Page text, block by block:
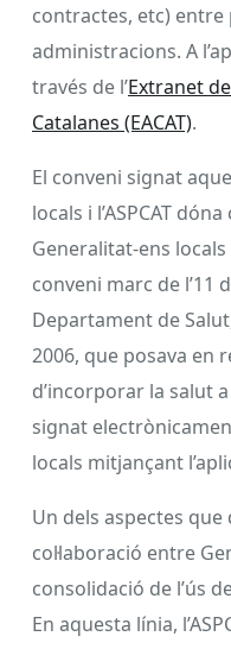
contractes, etc)
administracions. A
través de l’Extranet
Catalanes (EACAT).
El conveni signat
locals i l’ASPCAT
Generalitat-ens
conveni marc de l’11
Departament de Salut,
2006, que posava en
d’incorporar la salut
signat
locals mitjançant
Un dels aspectes
col·laboració entre
consolidació de l’ús
En aquesta línia,